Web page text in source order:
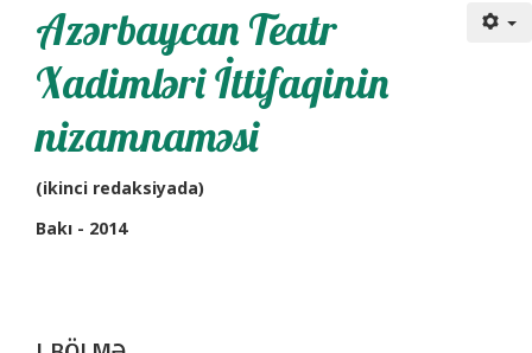
Azərbaycan Teatr
Xadimləri İttifaqinin
nizamnaməsi
(ikinci redaksiyada)
Bakı - 2014